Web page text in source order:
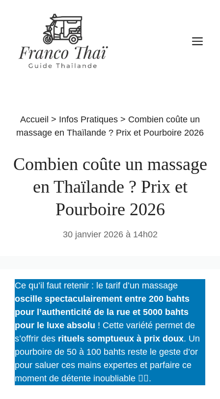
Accueil > Infos Pratiques > Combien coûte un
massage en Thaïlande ? Prix et Pourboire 2026
Combien coûte un massage
en Thaïlande ? Prix et
Pourboire 2026
30 janvier 2026 à 14h02
Ce qu’il faut retenir : le tarif d’un massage
oscille spectaculairement entre 200 bahts
pour l’authenticité de la rue et 5000 bahts
pour le luxe absolu ! Cette variété permet de
s’offrir des rituels somptueux à prix doux. Un
pourboire de 50 à 100 bahts reste le geste d’or
pour saluer ces mains expertes et parfaire ce
moment de détente inoubliable 💆‍♂️.